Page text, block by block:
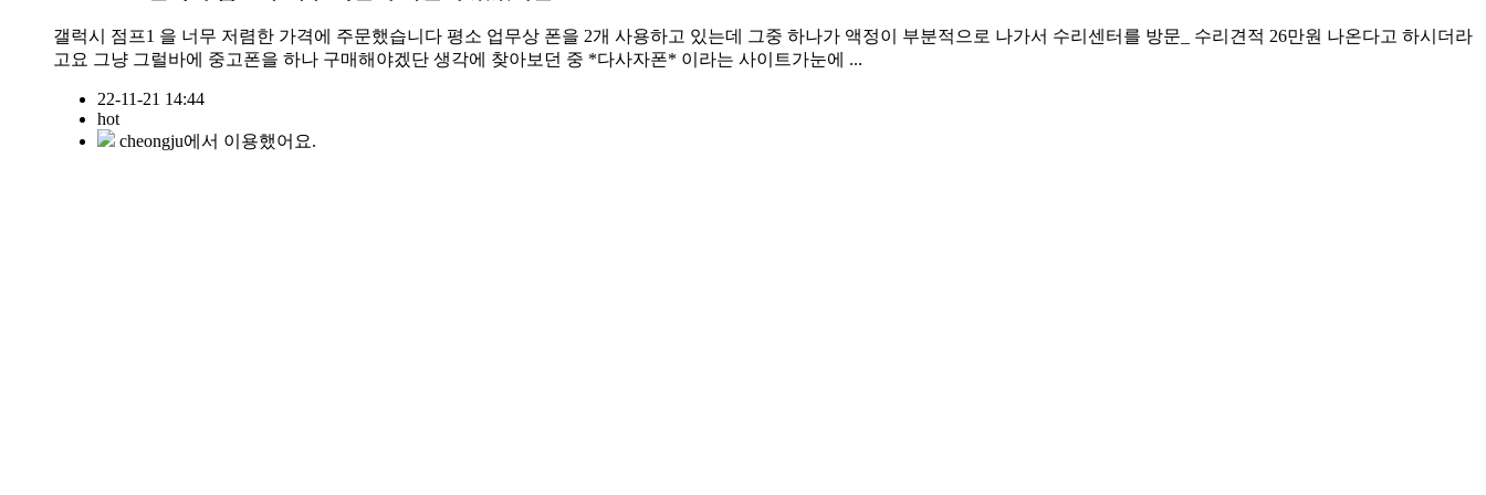
갤럭시 점프1 을 너무 저렴한 가격에 주문했습니다 평소 업무상 폰을 2개 사용하고 있는데 그중 하나가 액정이 부분적으로 나가서 수리센터를 방문_ 수리견적 26만원 나온다고 하시더라
고요 그냥 그럴바에 중고폰을 하나 구매해야겠단 생각에 찾아보던 중 *다사자폰* 이라는 사이트가눈에 ...
22-11-21 14:44
hot
cheongju에서 이용했어요.